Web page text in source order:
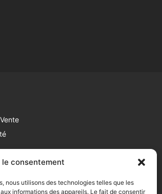
le consentement
nous utilisons des technologies telles que les
informations des appareils. Le fait de consentir